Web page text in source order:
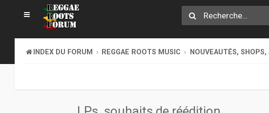
INDEX DU FORUM REGGAE ROOTS MUSIC NOUVEAUTÉS,